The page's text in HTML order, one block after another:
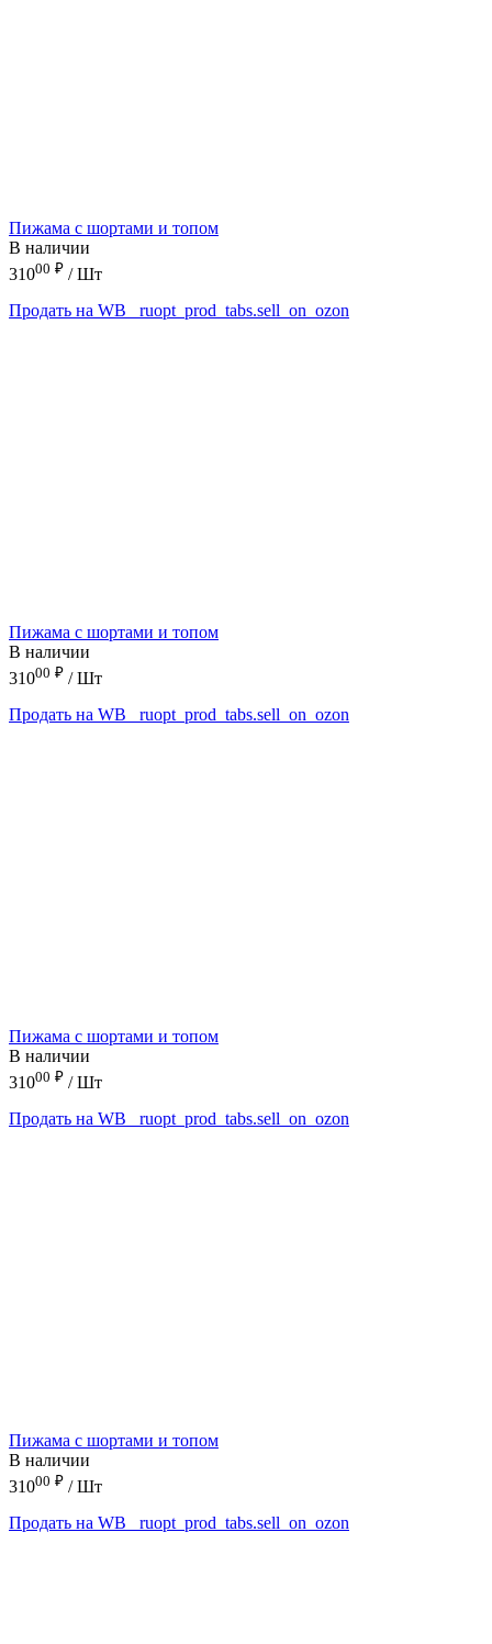
Пижама с шортами и топом
В наличии
31000 ₽ / Шт
Продать на WB
_ruopt_prod_tabs.sell_on_ozon
Пижама с шортами и топом
В наличии
31000 ₽ / Шт
Продать на WB
_ruopt_prod_tabs.sell_on_ozon
Пижама с шортами и топом
В наличии
31000 ₽ / Шт
Продать на WB
_ruopt_prod_tabs.sell_on_ozon
Пижама с шортами и топом
В наличии
31000 ₽ / Шт
Продать на WB
_ruopt_prod_tabs.sell_on_ozon